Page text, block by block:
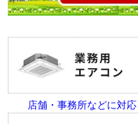
店舗・事務所などに対応